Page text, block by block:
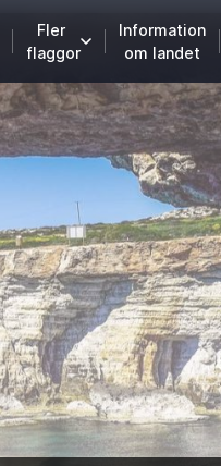
Fler
flaggor
Information
om landet